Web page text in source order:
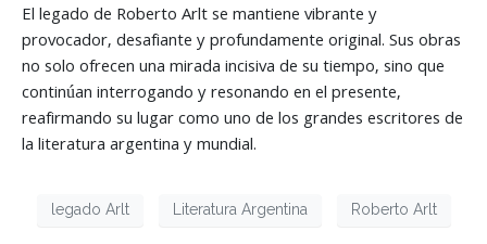
El legado de Roberto Arlt se mantiene vibrante y
provocador, desafiante y profundamente original. Sus obras
no solo ofrecen una mirada incisiva de su tiempo, sino que
continúan interrogando y resonando en el presente,
reafirmando su lugar como uno de los grandes escritores de
la literatura argentina y mundial.
legado Arlt Literatura Argentina Roberto Arlt